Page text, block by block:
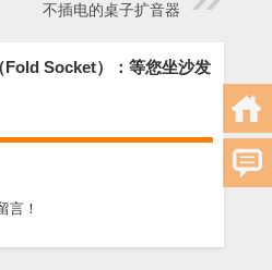
不插电的桌子扩音器
Fold Socket）：等您坐沙发
言！